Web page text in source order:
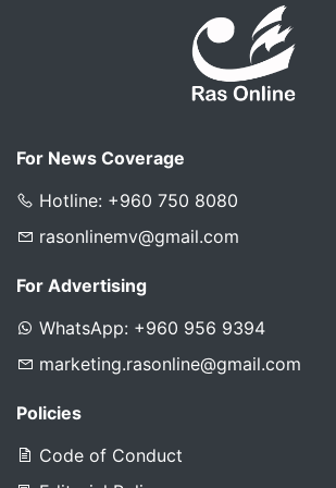
For News Coverage
Hotline: +960 750 8080
rasonlinemv@gmail.com
For Advertising
WhatsApp: +960 956 9394
marketing.rasonline@gmail.com
Policies
Code of Conduct